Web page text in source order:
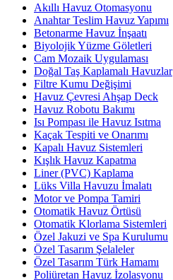
Akıllı Havuz Otomasyonu
Anahtar Teslim Havuz Yapımı
Betonarme Havuz İnşaatı
Biyolojik Yüzme Göletleri
Cam Mozaik Uygulaması
Doğal Taş Kaplamalı Havuzlar
Filtre Kumu Değişimi
Havuz Çevresi Ahşap Deck
Havuz Robotu Bakımı
Isı Pompası ile Havuz Isıtma
Kaçak Tespiti ve Onarımı
Kapalı Havuz Sistemleri
Kışlık Havuz Kapatma
Liner (PVC) Kaplama
Lüks Villa Havuzu İmalatı
Motor ve Pompa Tamiri
Otomatik Havuz Örtüsü
Otomatik Klorlama Sistemleri
Özel Jakuzi ve Spa Kurulumu
Özel Tasarım Şelaleler
Özel Tasarım Türk Hamamı
Poliüretan Havuz İzolasyonu